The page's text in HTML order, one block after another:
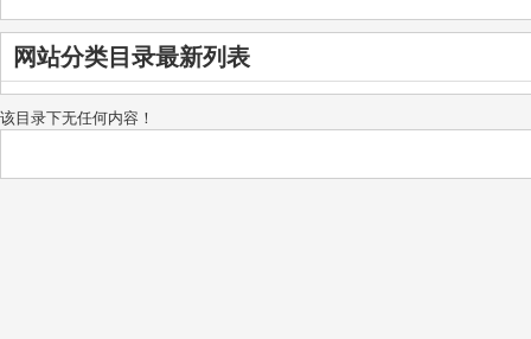
网站分类目录最新列表
该目录下无任何内容！